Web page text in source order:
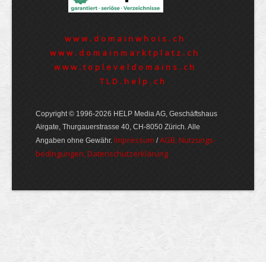
www.domainwhois.ch
www.domainmarktplatz.ch
www.topleveldomains.ch
TLD.help.ch
Copyright © 1996-2026 HELP Media AG, Geschäftshaus
Airgate, Thurgauer­strasse 40, CH-8050 Zürich. Alle
Angaben ohne Gewähr. Im­pres­sum /AGB, Nut­zungs­
bedin­gungen, Daten­schutz­er­klärung